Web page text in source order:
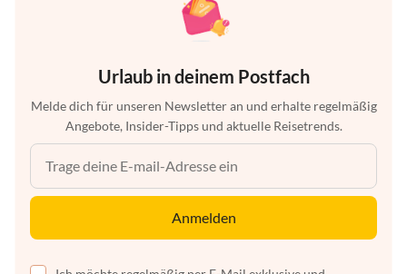
Urlaub in deinem Postfach
Melde dich für unseren Newsletter an und erhalte regelmäßig
Angebote, Insider-Tipps und aktuelle Reisetrends.
Anmelden